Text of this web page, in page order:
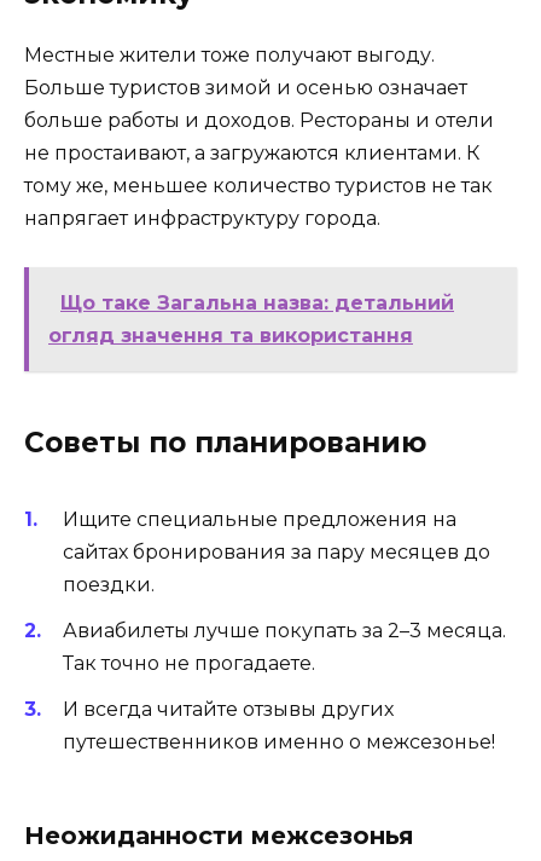
Местные жители тоже получают выгоду.
Больше туристов зимой и осенью означает
больше работы и доходов. Рестораны и отели
не простаивают, а загружаются клиентами. К
тому же, меньшее количество туристов не так
напрягает инфраструктуру города.
Що таке Загальна назва: детальний
огляд значення та використання
Советы по планированию
Ищите специальные предложения на
сайтах бронирования за пару месяцев до
поездки.
Авиабилеты лучше покупать за 2–3 месяца.
Так точно не прогадаете.
И всегда читайте отзывы других
путешественников именно о межсезонье!
Неожиданности межсезонья